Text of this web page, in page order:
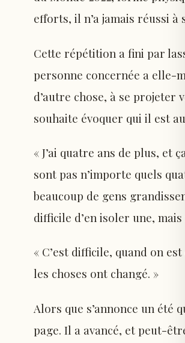
efforts, il n’a jamais réussi à
Cette répétition a fini par
personne concernée a elle-
d’autre chose, à se projeter
souhaite évoquer qui il est
« J’ai quatre ans de plus, et
sont pas n’importe quels
beaucoup de gens
difficile d’en isoler une, mais
« C’est difficile, quand on
les choses ont changé. »
Alors que s’annonce un été
page. Il a avancé, et peut-